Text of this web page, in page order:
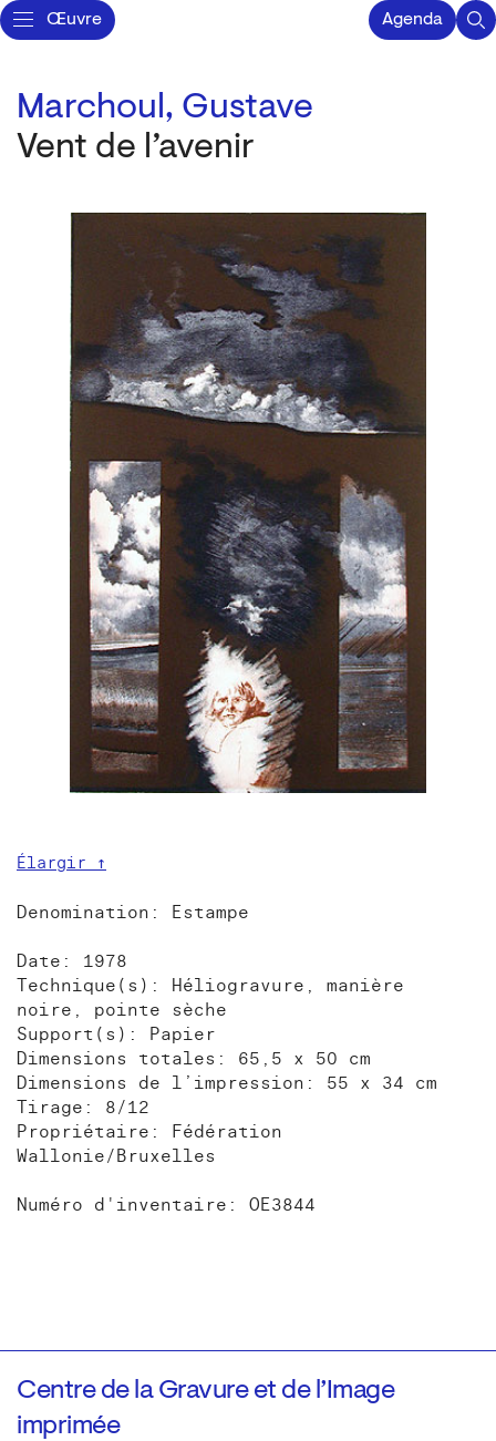
Œuvre Agenda
Marchoul, Gustave
Vent de l’avenir
Élargir ↑
Denomination: Estampe
Date: 1978
Technique(s): Héliogravure, manière
noire, pointe sèche
Support(s): Papier
Dimensions totales: 65,5 x 50 cm
Dimensions de l’impression: 55 x 34 cm
Tirage: 8/12
Propriétaire: Fédération
Wallonie/Bruxelles
Numéro d'inventaire: OE3844
Centre de la Gravure et de l’Image
imprimée